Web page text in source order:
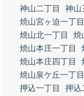
神山二丁目
神山
焼山宮ヶ迫一丁目
焼山北一丁目
焼
焼山本庄一丁目
焼山本庄四丁目
焼山泉ケ丘一丁目
押込一丁目
押込